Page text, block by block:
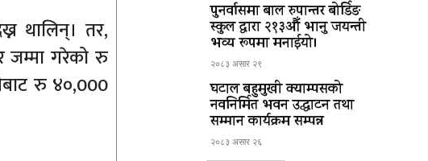
थालिन्। तर,
जम्मा गरेको रु
रु ४०,000
पुनर्वासमा बाल रुपान्तर बोर्डिङ
स्कुल द्धारा २१३औँ भानु जयन्ती
भव्य रूपमा मनाईयो।
२०८३ असार २९
घटाल बहुमुखी क्याम्पसको
नवनिर्मित भवन उद्घाटन तथा
सम्मान कार्यक्रम सम्पन्न
२०८३ असार २६